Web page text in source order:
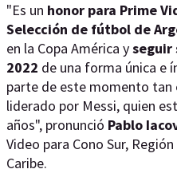
"Es un honor para Prime
Selección de fútbol de
en la Copa América yseguir
2022 de una forma única e
parte de este momento tan
liderado por Messi, quien
años", pronunció Pablo
Video para Cono Sur,
Caribe.